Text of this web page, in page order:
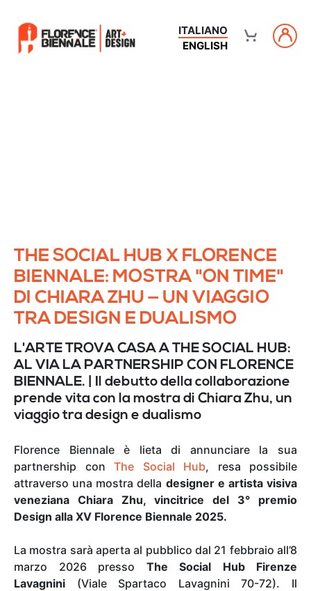
ITALIANO
ENGLISH
THE SOCIAL HUB X FLORENCE
BIENNALE: MOSTRA "ON TIME"
DI CHIARA ZHU — UN VIAGGIO
TRA DESIGN E DUALISMO
L'ARTE TROVA CASA A THE SOCIAL HUB:
AL VIA LA PARTNERSHIP CON FLORENCE
BIENNALE. | Il debutto della collaborazione
prende vita con la mostra di Chiara Zhu, un
viaggio tra design e dualismo
Florence Biennale è lieta di annunciare la sua
partnership con The Social Hub, resa possibile
attraverso una mostra della designer e artista visiva
veneziana Chiara Zhu, vincitrice del 3° premio
Design alla XV Florence Biennale 2025.
La mostra sarà aperta al pubblico dal 21 febbraio all’8
marzo 2026 presso The Social Hub Firenze
Lavagnini (Viale Spartaco Lavagnini 70-72). Il